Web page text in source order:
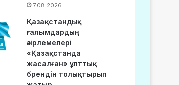
7.08.2026
Қазақстандық
ғалымдардың
әзірлемелері
«Қазақстанда
жасалған» ұлттық
брендін толықтырып